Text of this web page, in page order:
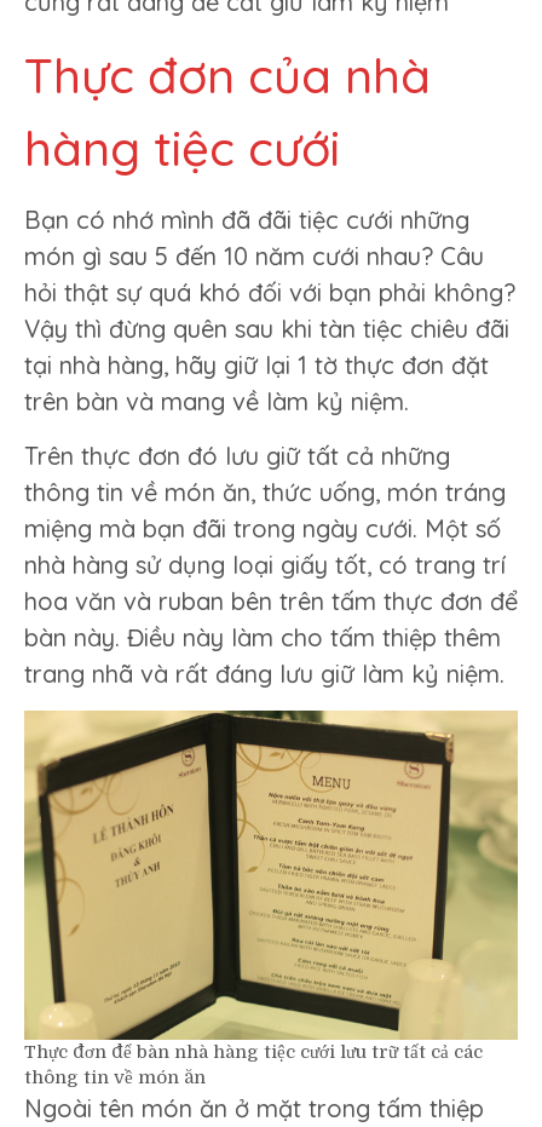
Thực đơn của nhà
hàng tiệc cưới
Bạn có nhớ mình đã đãi tiệc cưới những
món gì sau 5 đến 10 năm cưới nhau? Câu
hỏi thật sự quá khó đối với bạn phải không?
Vậy thì đừng quên sau khi tàn tiệc chiêu đãi
tại nhà hàng, hãy giữ lại 1 tờ thực đơn đặt
trên bàn và mang về làm kỷ niệm.
Trên thực đơn đó lưu giữ tất cả những
thông tin về món ăn, thức uống, món tráng
miệng mà bạn đãi trong ngày cưới. Một số
nhà hàng sử dụng loại giấy tốt, có trang trí
hoa văn và ruban bên trên tấm thực đơn để
bàn này. Điều này làm cho tấm thiệp thêm
trang nhã và rất đáng lưu giữ làm kỷ niệm.
Thực đơn để bàn nhà hàng tiệc cưới lưu trữ tất cả các
thông tin về món ăn
Ngoài tên món ăn ở mặt trong tấm thiệp